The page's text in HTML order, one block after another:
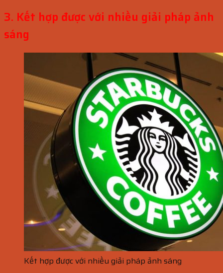
3. Kết hợp được với nhiều giải pháp ảnh
sáng
Kết hợp được với nhiều giải pháp ảnh sáng